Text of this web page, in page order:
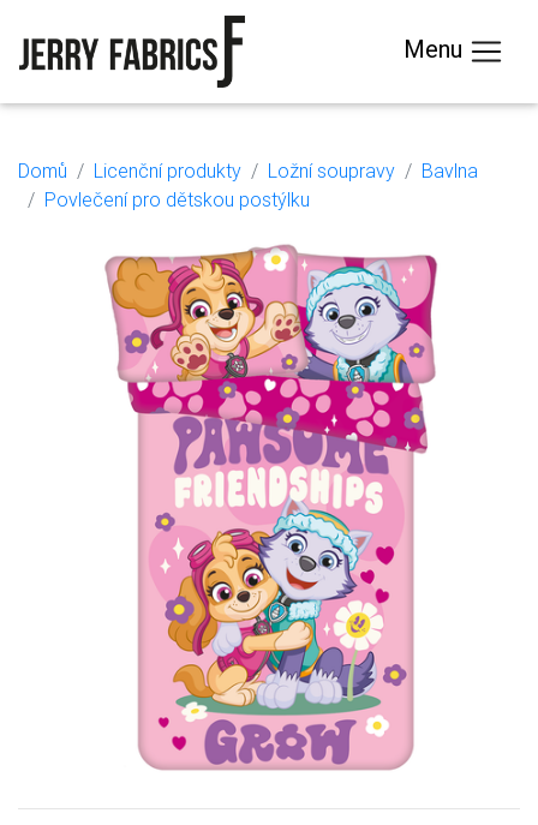
Menu
Domů Licenční produkty Ložní soupravy
Bavlna
Povlečení pro dětskou postýlku